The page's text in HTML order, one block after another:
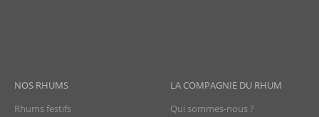
NOS RHUMS
Rhums festifs
LA COMPAGNIE DU RHUM
Qui sommes-nous ?